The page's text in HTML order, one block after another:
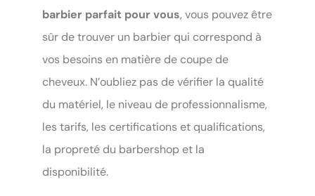
barbier parfait pour vous, vous pouvez être
sûr de trouver un barbier qui correspond à
vos besoins en matière de coupe de
cheveux. N’oubliez pas de vérifier la qualité
du matériel, le niveau de professionnalisme,
les tarifs, les certifications et qualifications,
la propreté du barbershop et la
disponibilité.